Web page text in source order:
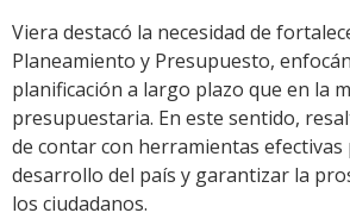
Viera destacó la necesidad de
Planeamiento y Presupuesto,
planificación a largo plazo que en la
presupuestaria. En este sentido,
de contar con herramientas efectivas
desarrollo del país y garantizar la
los ciudadanos.